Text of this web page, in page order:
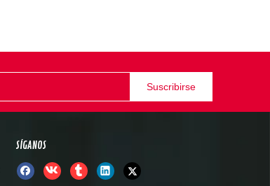
Suscribirse
SÍGANOS